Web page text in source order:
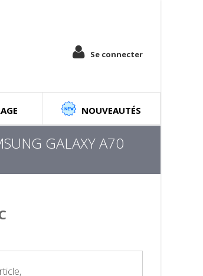
Se connecter
NOUVEAUTÉS
GALAXY A70